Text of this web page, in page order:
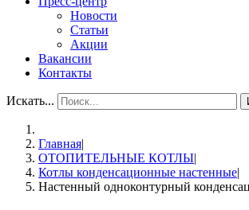
Новости
Статьи
Акции
Вакансии
Контакты
Искать...
Главная|
ОТОПИТЕЛЬНЫЕ КОТЛЫ|
Котлы конденсационные настенные|
Настенный одноконтурный